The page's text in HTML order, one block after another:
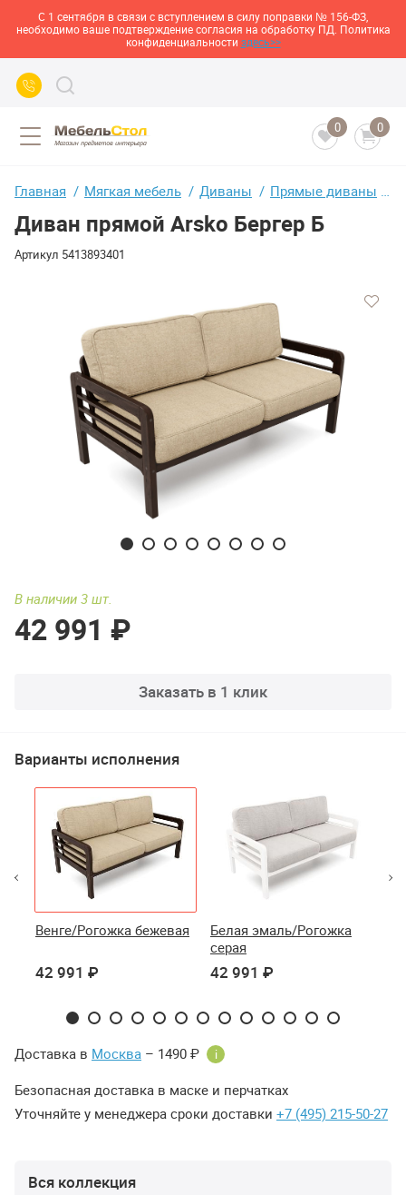
С 1 сентября в связи с вступлением в силу поправки № 156-ФЗ,
необходимо ваше подтверждение согласия на обработку ПД. Политика
конфиденциальности здесь>>
0 0
Главная Мягкая мебель Диваны Прямые диваны
Диван прямой Arsko Бергер Б
Артикул 5413893401
В наличии 3 шт.
42 991 ₽
Заказать в 1 клик
Варианты исполнения
Венге/Рогожка бежевая
42 991 ₽
Белая эмаль/Рогожка
серая
42 991 ₽
Доставка в Москва – 1490 ₽ i
Безопасная доставка в маске и перчатках
Уточняйте у менеджера сроки доставки +7 (495) 215-50-27
Вся коллекция